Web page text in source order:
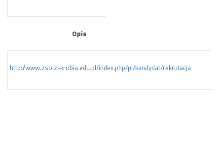
Opis
http://www.zsoiz-krobia.edu.pl/index.php/pl/kandydat/rekrutacja